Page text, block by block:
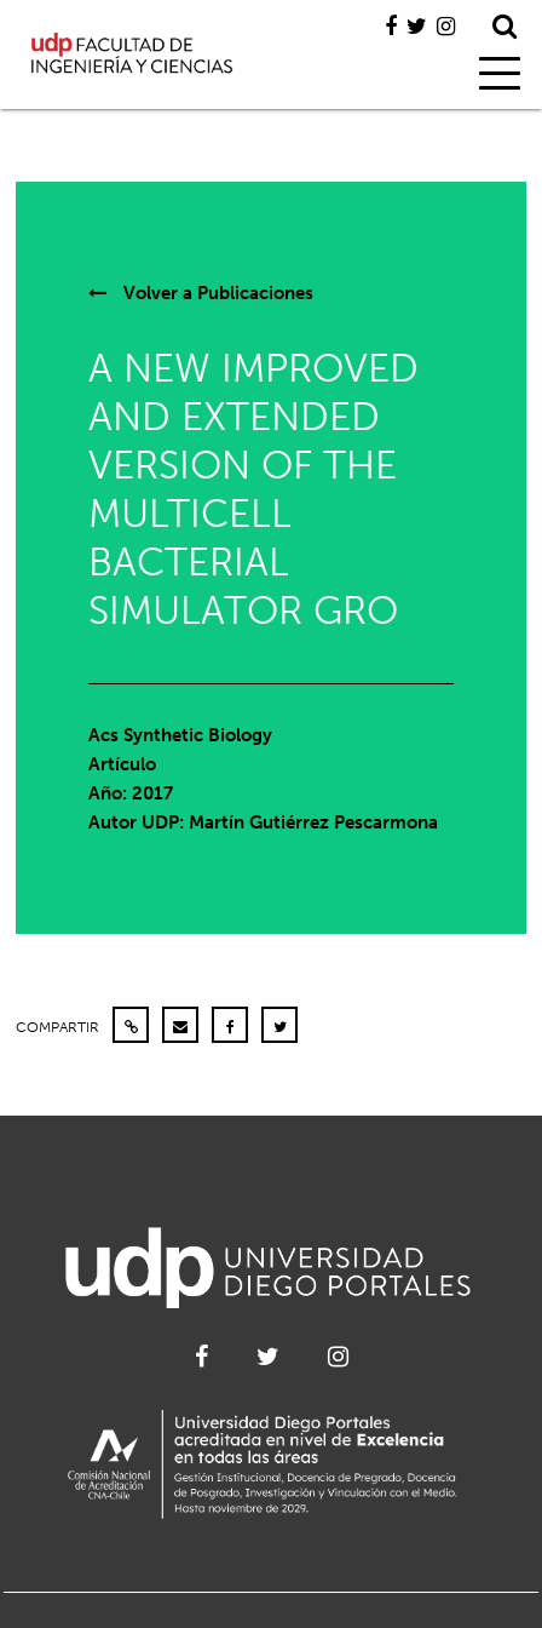
Volver a Publicaciones
A NEW IMPROVED
AND EXTENDED
VERSION OF THE
MULTICELL
BACTERIAL
SIMULATOR GRO
Acs Synthetic Biology
Artículo
Año: 2017
Autor UDP: Martín Gutiérrez Pescarmona
COMPARTIR